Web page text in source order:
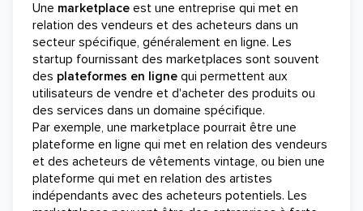
Une marketplace est une entreprise qui met en
relation des vendeurs et des acheteurs dans un
secteur spécifique, généralement en ligne. Les
startup fournissant des marketplaces sont souvent
des plateformes en ligne qui permettent aux
utilisateurs de vendre et d'acheter des produits ou
des services dans un domaine spécifique.
Par exemple, une marketplace pourrait être une
plateforme en ligne qui met en relation des vendeurs
et des acheteurs de vêtements vintage, ou bien une
plateforme qui met en relation des artistes
indépendants avec des acheteurs potentiels. Les